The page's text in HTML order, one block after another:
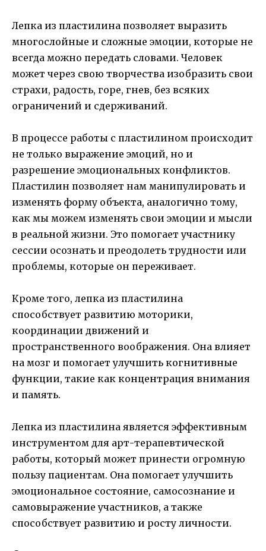
Лепка из пластилина позволяет выразить
многослойные и сложные эмоции, которые не
всегда можно передать словами. Человек
может через свою творчества изобразить свои
страхи, радость, горе, гнев, без всяких
ограничений и сдерживаний.
В процессе работы с пластилином происходит
не только выражение эмоций, но и
разрешение эмоциональных конфликтов.
Пластилин позволяет нам манипулировать и
изменять форму объекта, аналогично тому,
как мы можем изменять свои эмоции и мысли
в реальной жизни. Это помогает участнику
сессии осознать и преодолеть трудности или
проблемы, которые он переживает.
Кроме того, лепка из пластилина
способствует развитию моторики,
координации движений и
пространственного воображения. Она влияет
на мозг и помогает улучшить когнитивные
функции, такие как концентрация внимания
и память.
Лепка из пластилина является эффективным
инструментом для арт-терапевтической
работы, который может принести огромную
пользу пациентам. Она помогает улучшить
эмоциональное состояние, самосознание и
самовыражение участников, а также
способствует развитию и росту личности.